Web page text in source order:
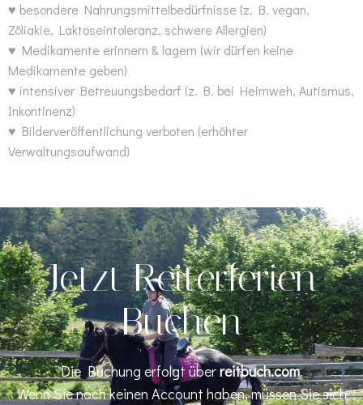
♥ besondere Nahrungsmittelbedürfnisse (z. B. vegan,
Zöliakie, Laktoseintoleranz, schwere Allergien)
♥ Medikamente erinnern & lagern (wir dürfen keine
Medikamente geben)
♥ intensiver Betreuungsbedarf (z. B. bei Heimweh, Autismus,
Inkontinenz)
♥ Bilderveröffentlichung verboten (erhöhter
Verwaltungsaufwand)
Jetzt Reiterferien
Buchen
Die Buchung erfolgt überreitbuch.com.
Wenn Sie noch keinen Account haben, müssen Sie sich